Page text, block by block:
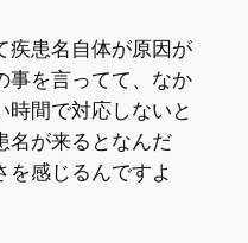
疾患名自体が原因が
事を言ってて、なか
時間で対応しないと
名が来るとなんだ
を感じるんですよ